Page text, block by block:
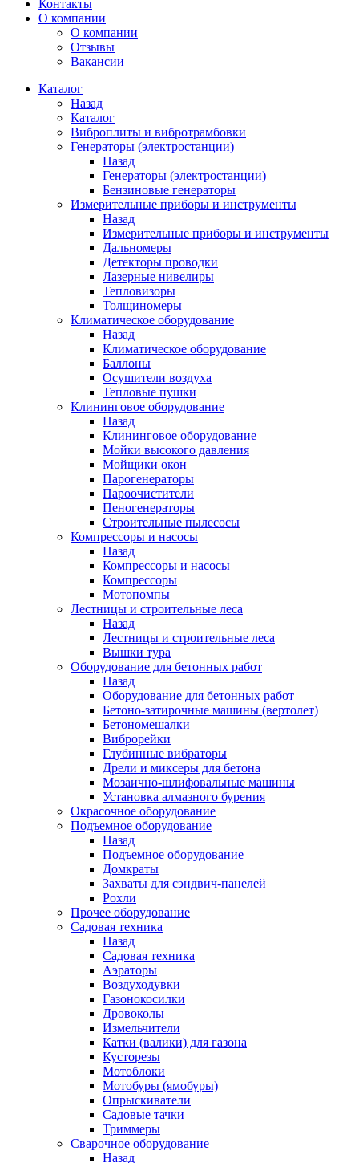
Контакты
О компании
О компании
Отзывы
Вакансии
Каталог
Назад
Каталог
Виброплиты и вибротрамбовки
Генераторы (электростанции)
Назад
Генераторы (электростанции)
Бензиновые генераторы
Измерительные приборы и инструменты
Назад
Измерительные приборы и инструменты
Дальномеры
Детекторы проводки
Лазерные нивелиры
Тепловизоры
Толщиномеры
Климатическое оборудование
Назад
Климатическое оборудование
Баллоны
Осушители воздуха
Тепловые пушки
Клининговое оборудование
Назад
Клининговое оборудование
Мойки высокого давления
Мойщики окон
Парогенераторы
Пароочистители
Пеногенераторы
Строительные пылесосы
Компрессоры и насосы
Назад
Компрессоры и насосы
Компрессоры
Мотопомпы
Лестницы и строительные леса
Назад
Лестницы и строительные леса
Вышки тура
Оборудование для бетонных работ
Назад
Оборудование для бетонных работ
Бетоно-затирочные машины (вертолет)
Бетономешалки
Виброрейки
Глубинные вибраторы
Дрели и миксеры для бетона
Мозаично-шлифовальные машины
Установка алмазного бурения
Окрасочное оборудование
Подъемное оборудование
Назад
Подъемное оборудование
Домкраты
Захваты для сэндвич-панелей
Рохли
Прочее оборудование
Садовая техника
Назад
Садовая техника
Аэраторы
Воздуходувки
Газонокосилки
Дровоколы
Измельчители
Катки (валики) для газона
Кусторезы
Мотоблоки
Мотобуры (ямобуры)
Опрыскиватели
Садовые тачки
Триммеры
Сварочное оборудование
Назад